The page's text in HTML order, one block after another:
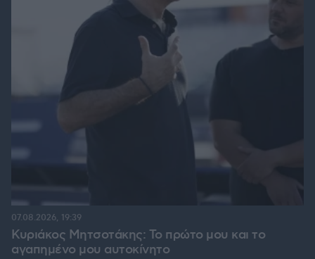
Κυριάκος Μητσοτάκης: Το πρώτο μου και το
αγαπημένο μου αυτοκίνητο
07.08.2026, 19:39